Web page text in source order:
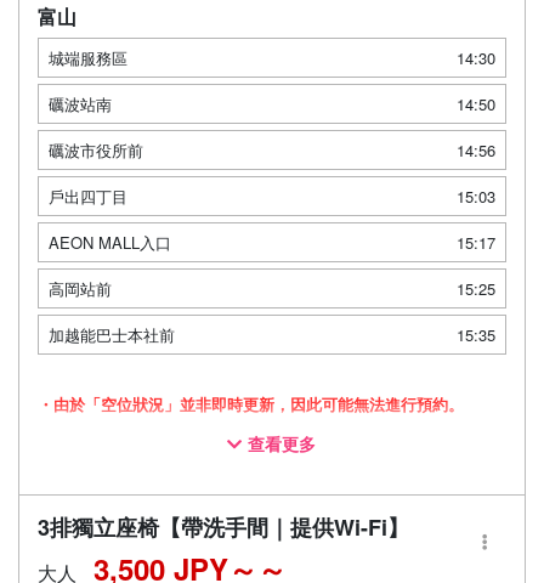
富山
城端服務區
14:30
礪波站南
14:50
礪波市役所前
14:56
戶出四丁目
15:03
AEON MALL入口
15:17
高岡站前
15:25
加越能巴士本社前
15:35
・由於「空位狀況」並非即時更新，因此可能無法進行預約。
・採用三列獨立座椅車廂，讓您舒適放鬆地旅途
查看更多
3排獨立座椅【帶洗手間｜提供Wi-Fi】
大人 3,500 JPY～